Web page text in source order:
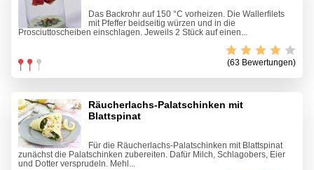
Das Backrohr auf 150 °C vorheizen. Die Wallerfilets
mit Pfeffer beidseitig würzen und in die
Prosciuttoscheiben einschlagen. Jeweils 2 Stück auf einen...
(63 Bewertungen)
Räucherlachs-Palatschinken mit
Blattspinat
Für die Räucherlachs-Palatschinken mit Blattspinat
zunächst die Palatschinken zubereiten. Dafür Milch, Schlagobers, Eier
und Dotter versprudeln. Mehl...